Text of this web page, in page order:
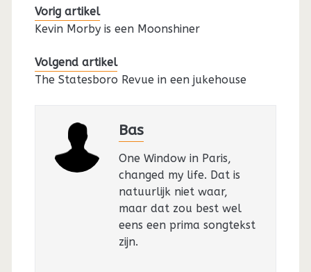
Vorig artikel
Kevin Morby is een Moonshiner
Volgend artikel
The Statesboro Revue in een jukehouse
Bas
One Window in Paris,
changed my life. Dat is
natuurlijk niet waar,
maar dat zou best wel
eens een prima songtekst
zijn.